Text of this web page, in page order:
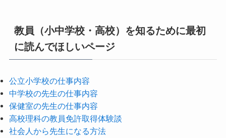
教員（小中学校・高校）を知るために最初
に読んでほしいページ
公立小学校の仕事内容
中学校の先生の仕事内容
保健室の先生の仕事内容
高校理科の教員免許取得体験談
社会人から先生になる方法